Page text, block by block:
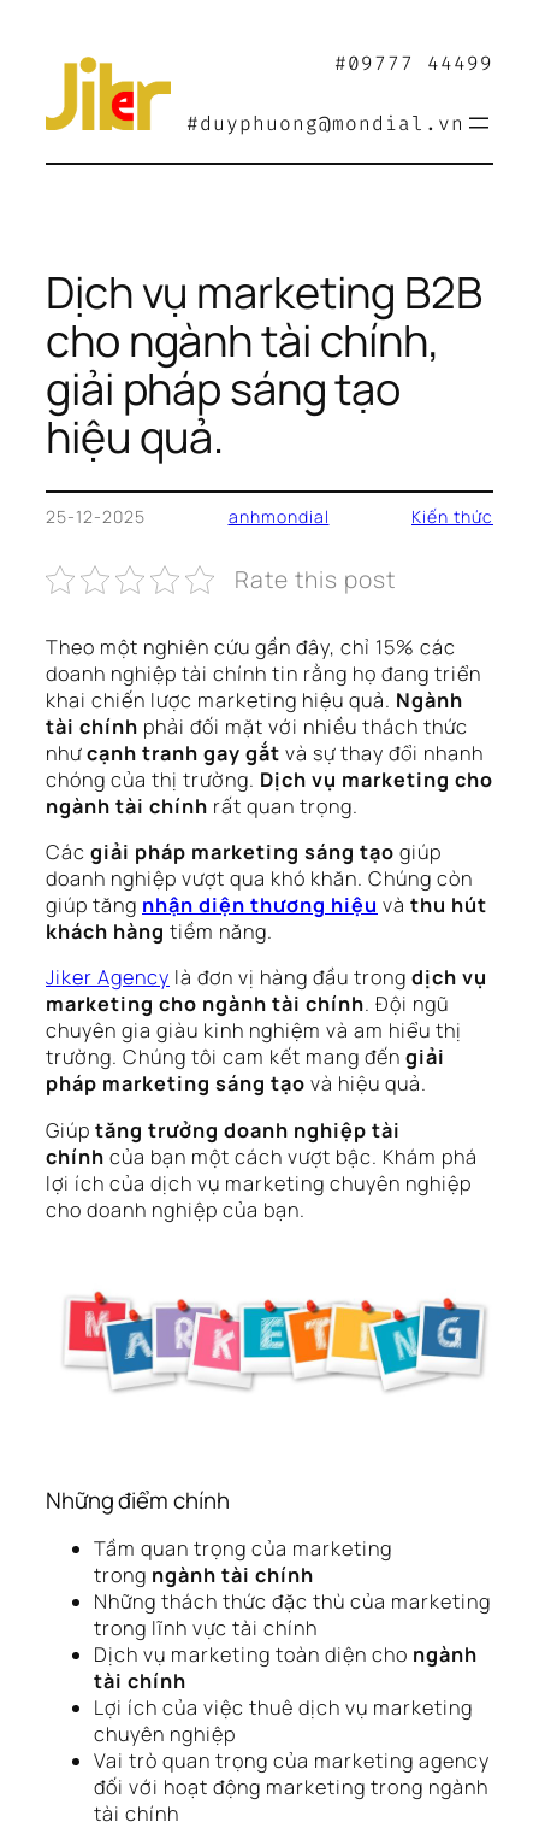
dung
#09777 44499
#duyphuong@mondial.vn
Dịch vụ marketing B2B
cho ngành tài chính,
giải pháp sáng tạo
hiệu quả.
25-12-2025 anhmondial Kiến thức
Rate this post
Theo một nghiên cứu gần đây, chỉ 15% các
doanh nghiệp tài chính tin rằng họ đang triển
khai chiến lược marketing hiệu quả. Ngành
tài chính phải đối mặt với nhiều thách thức
nhưcạnh tranh gay gắt và sự thay đổi nhanh
chóng của thị trường. Dịch vụ marketing cho
ngành tài chính rất quan trọng.
Các giải pháp marketing sáng tạo giúp
doanh nghiệp vượt qua khó khăn. Chúng còn
giúp tăng nhận diện thương hiệu và thu hút
khách hàng tiềm năng.
Jiker Agency là đơn vị hàng đầu trong dịch vụ
marketing cho ngành tài chính. Đội ngũ
chuyên gia giàu kinh nghiệm và am hiểu thị
trường. Chúng tôi cam kết mang đến giải
pháp marketing sáng tạo và hiệu quả.
Giúp tăng trưởng doanh nghiệp tài
chính của bạn một cách vượt bậc. Khám phá
lợi ích của dịch vụ marketing chuyên nghiệp
cho doanh nghiệp của bạn.
Những điểm chính
Tầm quan trọng của marketing
trong ngành tài chính
Những thách thức đặc thù của marketing
trong lĩnh vực tài chính
Dịch vụ marketing toàn diện cho ngành
tài chính
Lợi ích của việc thuê dịch vụ marketing
chuyên nghiệp
Vai trò quan trọng của marketing agency
đối với hoạt động marketing trong ngành
tài chính